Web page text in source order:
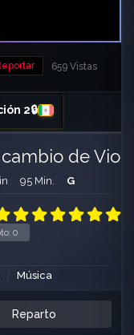
659 Vistas
2🔒
de
95 Min. G
0
Música
Reparto